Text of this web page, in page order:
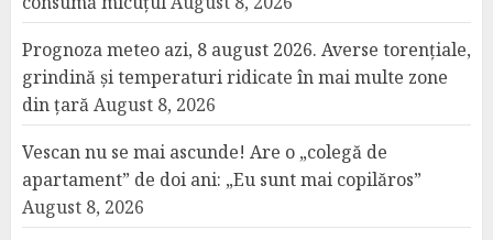
Prognoza meteo azi, 8 august 2026. Averse torențiale,
grindină și temperaturi ridicate în mai multe zone
din țarăAugust 8, 2026
Vescan nu se mai ascunde! Are o „colegă de
apartament” de doi ani: „Eu sunt mai copilăros”
August 8, 2026